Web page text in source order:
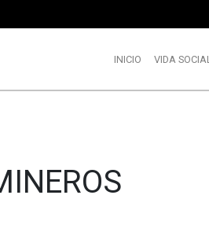
INICIO VIDA SOCIAL